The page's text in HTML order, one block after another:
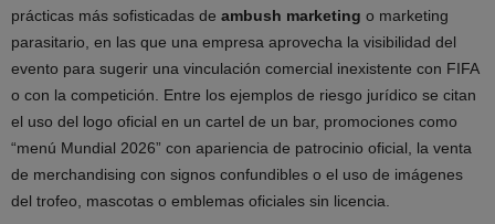
prácticas más sofisticadas de ambush marketing o marketing
parasitario, en las que una empresa aprovecha la visibilidad del
evento para sugerir una vinculación comercial inexistente con FIFA
o con la competición. Entre los ejemplos de riesgo jurídico se citan
el uso del logo oficial en un cartel de un bar, promociones como
“menú Mundial 2026” con apariencia de patrocinio oficial, la venta
de merchandising con signos confundibles o el uso de imágenes
del trofeo, mascotas o emblemas oficiales sin licencia.